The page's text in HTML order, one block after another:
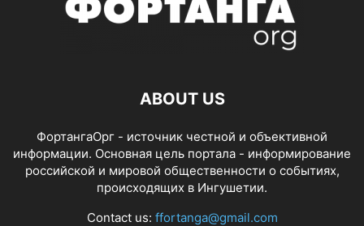
ABOUT US
ФортангаОрг - источник честной и объективной
информации. Основная цель портала - информирование
российской и мировой общественности о событиях,
происходящих в Ингушетии.
Contact us: ffortanga@gmail.com